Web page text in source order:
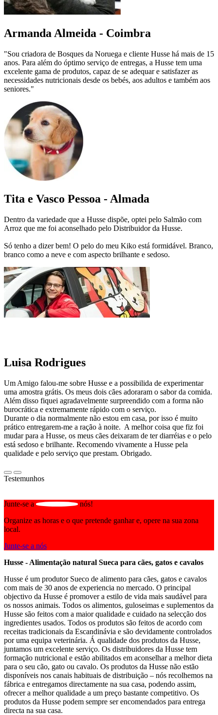
Armanda Almeida - Coimbra
"Sou criadora de Bosques da Noruega e cliente Husse há mais de 15
anos. Para além do óptimo serviço de entregas, a Husse tem uma
excelente gama de produtos, capaz de se adequar e satisfazer as
necessidades nutricionais desde os bebés, aos adultos e também aos
seniores."
Tita e Vasco Pessoa - Almada
Dentro da variedade que a Husse dispõe, optei pelo Salmão com
Arroz que me foi aconselhado pelo Distribuidor da Husse.
Só tenho a dizer bem! O pelo do meu Kiko está formidável. Branco,
branco como a neve e com aspecto brilhante e sedoso.
Luisa Rodrigues
Um Amigo falou-me sobre Husse e a possibilida de experimentar
uma amostra grátis. Os meus dois cães adoraram o sabor da comida.
Além disso fiquei agradavelmente surpreendido com a forma não
burocrática e extremamente rápido com o serviço.
Durante o dia normalmente não estou em casa, por isso é muito
prático entregarem-me a ração à noite. A melhor coisa que fiz foi
mudar para a Husse, os meus cães deixaram de ter diarréias e o pelo
está sedoso e brilhante. Recomendo vivamente a Husse pela
qualidade e pelo serviço que prestam. Obrigado.
Testemunhos
Junte-se a
nós!
Organize as horas e o que pretende ganhar e, opere na sua zona
local.
Junte-se a nós
Husse - Alimentação natural Sueca para cães, gatos e cavalos
Husse é um produtor Sueco de alimento para cães, gatos e cavalos
com mais de 30 anos de experiencia no mercado. O principal
objectivo da Husse é promover a estilo de vida mais saudável para
os nossos animais. Todos os alimentos, guloseimas e suplementos da
Husse são feitos com a maior qualidade e cuidado na selecção dos
ingredientes usados. Todos os produtos são feitos de acordo com
receitas tradicionais da Escandinávia e são devidamente controlados
por uma equipa veterinária. Á qualidade dos produtos da Husse,
juntamos um excelente serviço. Os distribuidores da Husse tem
formação nutricional e estão abilitados em aconselhar a melhor dieta
para o seu cão, gato ou cavalo. Os produtos da Husse não estão
disponíveis nos canais habituais de distribuição – nós recolhemos na
fábrica e entregamos directamente na sua casa, podendo assim,
ofrecer a melhor qualidade a um preço bastante competitivo. Os
produtos da Husse podem sempre ser encomendados para entrega
directa na sua casa.